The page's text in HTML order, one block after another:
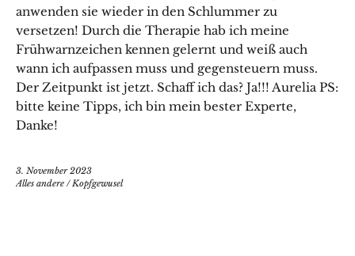
anwenden sie wieder in den Schlummer zu
versetzen! Durch die Therapie hab ich meine
Frühwarnzeichen kennen gelernt und weiß auch
wann ich aufpassen muss und gegensteuern muss.
Der Zeitpunkt ist jetzt. Schaff ich das? Ja!!! Aurelia PS:
bitte keine Tipps, ich bin mein bester Experte,
Danke!
3. November 2023
Alles andere / Kopfgewusel